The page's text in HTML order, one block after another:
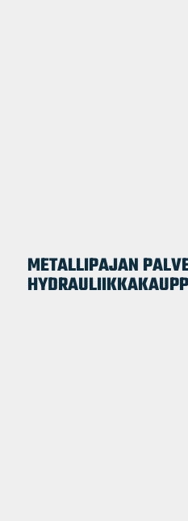
METALLIPAJAN